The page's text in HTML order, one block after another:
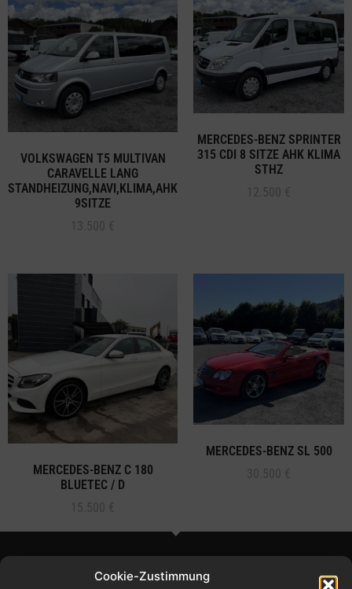
Cookie-Zustimmung
VOLKSWAGEN T5 MULTIVAN
CARAVELLE LANG
STANDHEIZUNG,NAVI,KLIMA,AHK
9SITZE
MERCEDES-BENZ SPRINTER
315 CDI 8 SITZE AHK KLIMA
STHZ
MERCEDES-BENZ C 180
BLUETEC / D
MERCEDES-BENZ SL 500